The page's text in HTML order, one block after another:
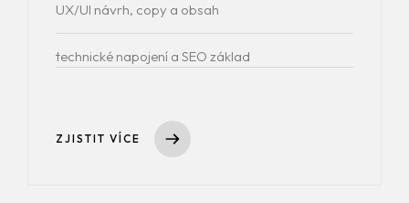
UX/UI návrh, copy a obsah
technické napojení a SEO základ
ZJISTIT VÍCE